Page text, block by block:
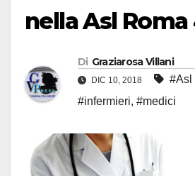
nella Asl Roma
Di Graziarosa Villani
DIC 10, 2018 #Asl
#infermieri, #medici